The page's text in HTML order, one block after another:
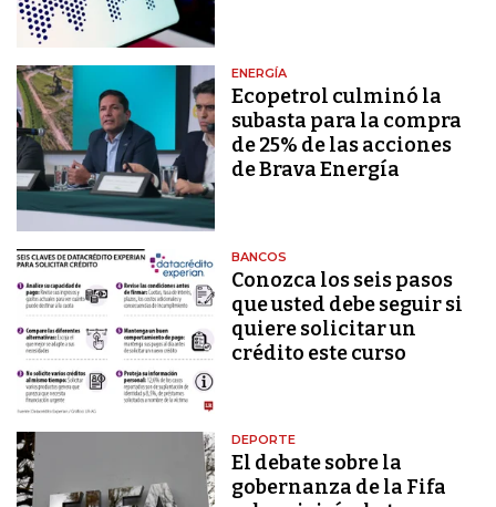
ENERGÍA
Ecopetrol culminó la
subasta para la compra
de 25% de las acciones
de Brava Energía
BANCOS
Conozca los seis pasos
que usted debe seguir si
quiere solicitar un
crédito este curso
DEPORTE
El debate sobre la
gobernanza de la Fifa